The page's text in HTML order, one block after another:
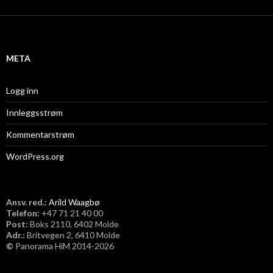
i
META
Logg inn
Innleggsstrøm
Kommentarstrøm
WordPress.org
Ansv. red.: Arild Waagbø
Telefon: ​+47 71 21 40 00
Post: Boks 2110, 6402 Molde
Adr.: Britvegen 2, 6410 Molde
© Panorama HiM 2014-2026